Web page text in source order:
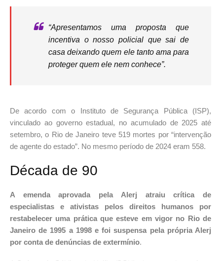
“Apresentamos uma proposta que
incentiva o nosso policial que sai de
casa deixando quem ele tanto ama para
proteger quem ele nem conhece”.
De acordo com o Instituto de Segurança Pública (ISP),
vinculado ao governo estadual, no acumulado de 2025 até
setembro, o Rio de Janeiro teve 519 mortes por “intervenção
de agente do estado”. No mesmo período de 2024 eram 558.
Década de 90
A emenda aprovada pela Alerj atraiu crítica de
especialistas e ativistas pelos direitos humanos por
restabelecer uma prática que esteve em vigor no Rio de
Janeiro de 1995 a 1998 e foi suspensa pela própria Alerj
por conta de denúncias de extermínio.